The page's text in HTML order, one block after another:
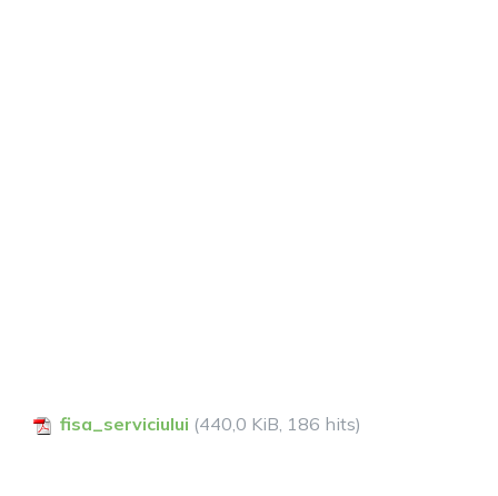
fisa_serviciului (440,0 KiB, 186 hits)